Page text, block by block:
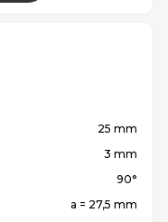
25 mm
3 mm
90°
a = 27,5 mm